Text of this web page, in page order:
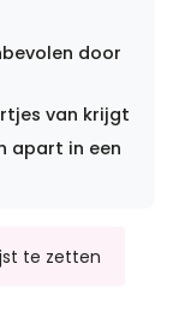
door
van krijgt
apart in een